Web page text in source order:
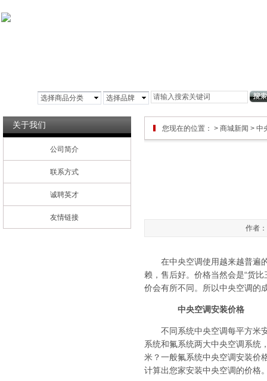
选择商品分类 选择品牌
关于我们
公司简介
联系方式
诚聘英才
友情链接
作者
在中央空调使用越来越普遍的
赖，售后好。价格当然会是“货
价会有所不同。所以中央空调的
中央空调安装价格
不同系统中央空调每平方米安
系统和氟系统两大中央空调系统
米？一般氟系统中央空调安装价
计算出您家安装中央空调的价格
您现在的位置： > 商城新闻 > 中